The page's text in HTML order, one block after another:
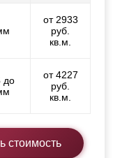
от 2933
руб.
кв.м.
до
от 4227
руб.
кв.м.
стоимость